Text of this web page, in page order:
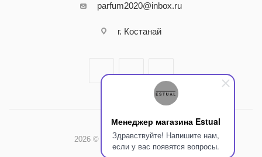
Менеджер магазина Estual
Здравствуйте! Напишите нам,
если у вас появятся вопросы.
parfum2020@inbox.ru
г. Костанай
2026 © Интернет-магазин Estual